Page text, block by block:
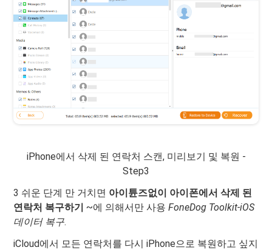
iPhone에서 삭제 된 연락처 스캔, 미리보기 및 복원 -
Step3
3 쉬운 단계 만 거치면 아이튠즈없이 아이폰에서 삭제 된
연락처 복구하기~에 의해서만 사용FoneDog Toolkit-iOS
데이터 복구.
iCloud에서 모든 연락처를 다시 iPhone으로 복원하고 싶지